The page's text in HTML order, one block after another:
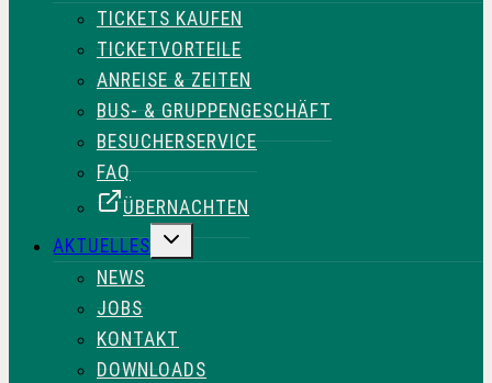
TICKETS KAUFEN
TICKETVORTEILE
ANREISE & ZEITEN
BUS- & GRUPPENGESCHÄFT
BESUCHERSERVICE
FAQ
ÜBERNACHTEN
AKTUELLES
UNTERMENÜ
UMSCHALTEN
NEWS
JOBS
KONTAKT
DOWNLOADS